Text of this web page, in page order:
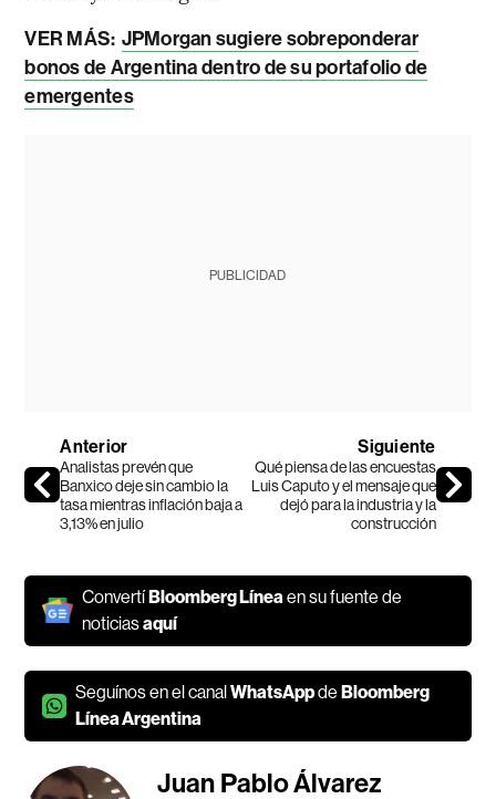
VER MÁS: JPMorgan sugiere sobreponderar
bonos de Argentina dentro de su portafolio de
emergentes
PUBLICIDAD
Anterior
Analistas prevén que
Banxico deje sin cambio la
tasa mientras inflación baja a
3,13% en julio
Siguiente
Qué piensa de las encuestas
Luis Caputo y el mensaje que
dejó para la industria y la
construcción
ConvertíBloomberg Línea en su fuente de
noticiasaquí
Seguínos en el canalWhatsAppdeBloomberg
Línea Argentina
Juan Pablo Álvarez